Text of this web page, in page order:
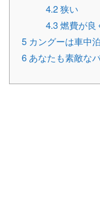
4.2狭い
4.3燃費が良
5 カングーは車中
6 あなたも素敵な